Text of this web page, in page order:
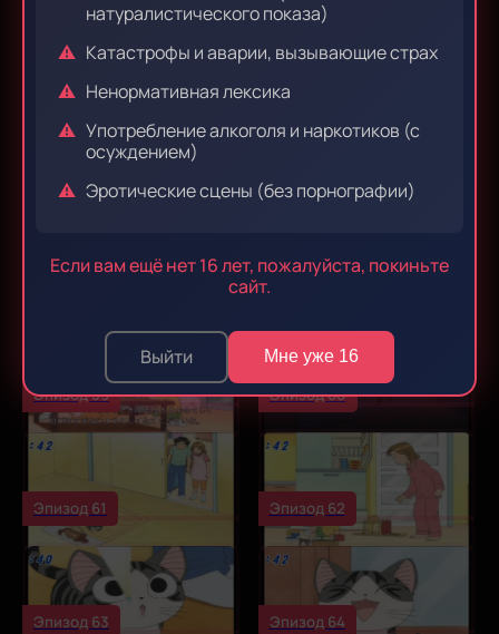
натуралистического показа)
Катастрофы и аварии, вызывающие страх
Ненормативная лексика
Употребление алкоголя и наркотиков (с
осуждением)
Эротические сцены (без порнографии)
Если вам ещё нет 16 лет, пожалуйста, покиньте
сайт.
Выйти Мне уже 16
Эпизод 53 Эпизод 54
Эпизод 55
Эпизод 58
Эпизод 59 Эпизод 60
Эпизод 61 Эпизод 62
Эпизод 63 Эпизод 64